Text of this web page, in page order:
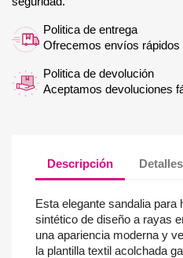
Politica de entrega
Ofrecemos envíos rápidos
Politica de devolución
Aceptamos devoluciones
Descripción
Esta elegante sandalia
sintético de diseño a rayas
una apariencia moderna y
la plantilla textil acolchada